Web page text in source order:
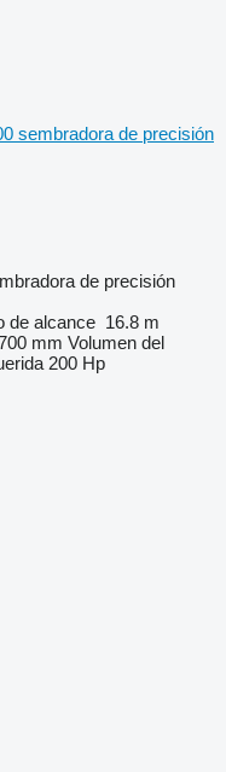
sembradora de precisión
de precisión
de alcance 16.8 m
mm Volumen del
200 Hp